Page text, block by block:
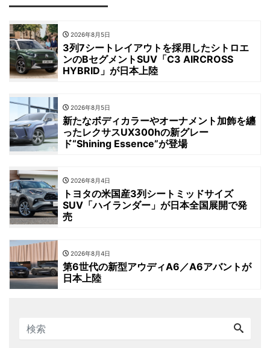
2026年8月5日
3列7シートレイアウトを採用したシトロエ
ンのBセグメントSUV「C3 AIRCROSS
HYBRID」が日本上陸
2026年8月5日
新たなボディカラーやオーナメント加飾を纏
ったレクサスUX300hの新グレー
ド“Shining Essence”が登場
2026年8月4日
トヨタの米国産3列シートミッドサイズ
SUV「ハイランダー」が日本全国展開で発
売
2026年8月4日
第6世代の新型アウディA6／A6アバントが
日本上陸